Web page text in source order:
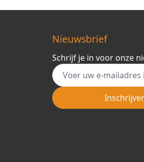
Nieuwsbrief
Schrijf je in voor onze
E-mail adres